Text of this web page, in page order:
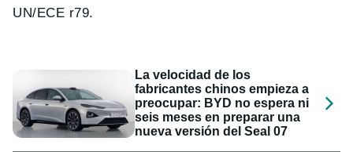
UN/ECE r79.
La velocidad de los
fabricantes chinos empieza a
preocupar: BYD no espera ni
seis meses en preparar una
nueva versión del Seal 07